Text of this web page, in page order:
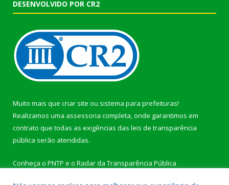
DESENVOLVIDO POR CR2
Muito mais que criar site ou sistema para prefeituras!
Realizamos uma assessoria completa, onde garantimos em
contrato que todas as exigências das leis de transparência
pública serão atendidas.
Conheça o PNTP e o Radar da Transparência Pública